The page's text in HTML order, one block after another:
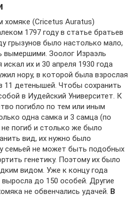
хомяке (Cricetus Auratus)
1797 году в статье братьев
грызунов было настолько мало,
вымершими. Зоолог Израэль
их и 30 апреля 1930 года
нору, в которой была взрослая
11 детенышей. Чтобы сохранить
в Иудейский Университет. К
погибло по тем или иным
одна самка и 3 самца (по
погиб и столько же было
вид, их нужно было
семьей не может быть подобных
генетику. Поэтому их было
видом. Уже к концу года
до 150 особей. Другие
не обвенчались удачей. В